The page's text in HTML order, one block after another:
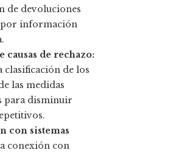
de devoluciones
por información
causas de rechazo:
clasificación de los
las medidas
para disminuir
con sistemas
conexión con